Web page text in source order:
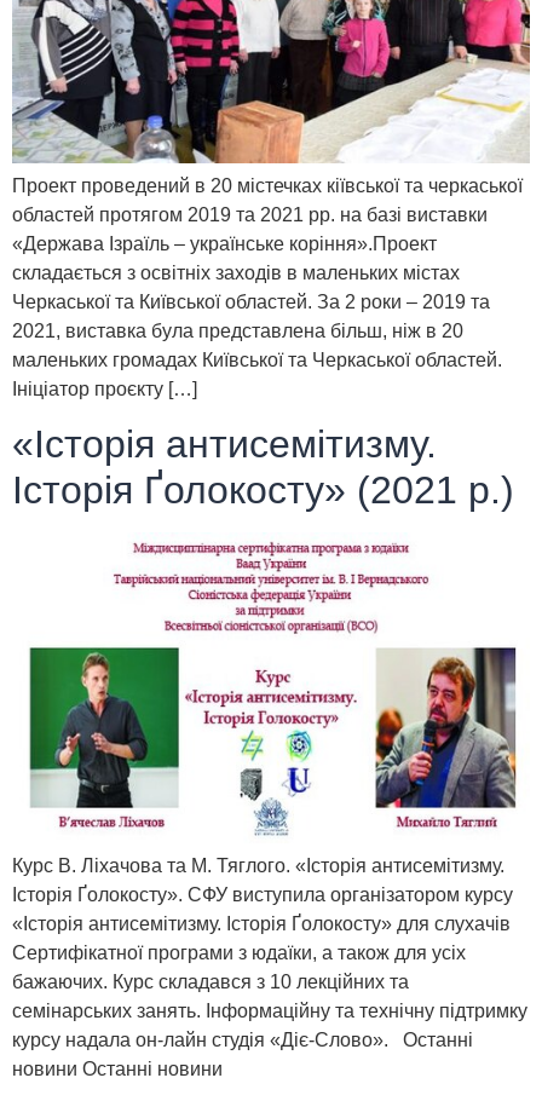
Проект проведений в 20 містечках кіївської та черкаської
областей протягом 2019 та 2021 рр. на базі виставки
«Держава Ізраїль – українське коріння».Проект
складається з освітніх заходів в маленьких містах
Черкаської та Київської областей. За 2 роки – 2019 та
2021, виставка була представлена більш, ніж в 20
маленьких громадах Київської та Черкаської областей.
Ініціатор проєкту […]
«Історія антисемітизму.
Історія Ґолокосту» (2021 р.)
Курс В. Ліхачова та М. Тяглого. «Історія антисемітизму.
Історія Ґолокосту». СФУ виступила організатором курсу
«Історія антисемітизму. Історія Ґолокосту» для слухачів
Сертифікатної програми з юдаїки, а також для усіх
бажаючих. Курс складався з 10 лекційних та
семінарських занять. Інформаційну та технічну підтримку
курсу надала он-лайн студія «Діє-Слово». Останні
новини Останні новини